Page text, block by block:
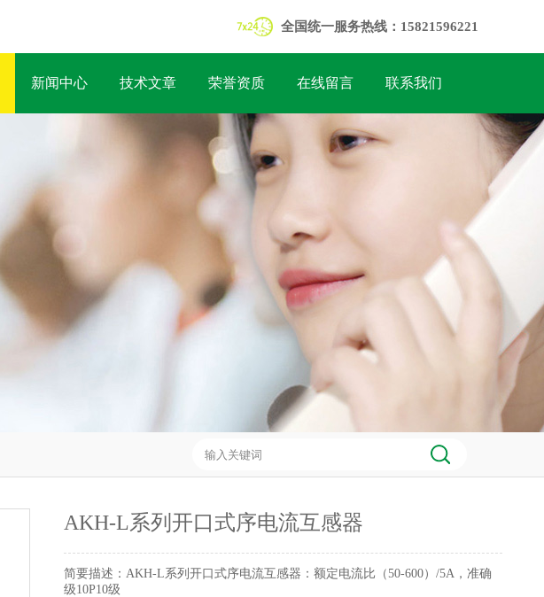
全国统一服务热线：15821596221
新闻中心 技术文章 荣誉资质 在线留言 联系我们
AKH-L系列开口式序电流互感器
简要描述： AKH-L系列开口式序电流互感器：额定电流比（50-600）/5A，准确
级10P10级